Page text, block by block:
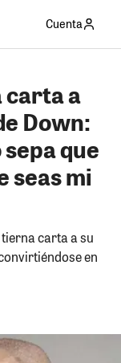
Cuenta
carta a
Down:
que
seas mi
carta a su
en